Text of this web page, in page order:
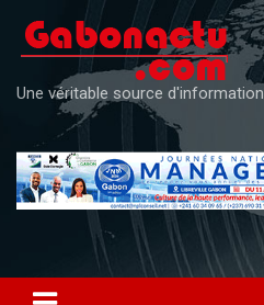
content
Une véritable source d'information